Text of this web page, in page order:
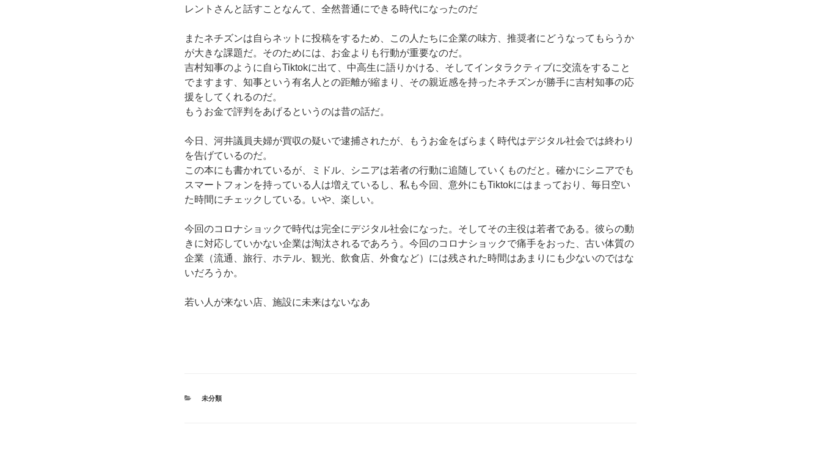
レントさんと話すことなんて、全然普通にできる時代になったのだ
またネチズンは自らネットに投稿をするため、この人たちに企業の味方、推奨者にどうなってもらうか
が大きな課題だ。そのためには、お金よりも行動が重要なのだ。
吉村知事のように自らTiktokに出て、中高生に語りかける、そしてインタラクティブに交流をすること
でますます、知事という有名人との距離が縮まり、その親近感を持ったネチズンが勝手に吉村知事の応
援をしてくれるのだ。
もうお金で評判をあげるというのは昔の話だ。
今日、河井議員夫婦が買収の疑いで逮捕されたが、もうお金をばらまく時代はデジタル社会では終わり
を告げているのだ。
この本にも書かれているが、ミドル、シニアは若者の行動に追随していくものだと。確かにシニアでも
スマートフォンを持っている人は増えているし、私も今回、意外にもTiktokにはまっており、毎日空い
た時間にチェックしている。いや、楽しい。
今回のコロナショックで時代は完全にデジタル社会になった。そしてその主役は若者である。彼らの動
きに対応していかない企業は淘汰されるであろう。今回のコロナショックで痛手をおった、古い体質の
企業（流通、旅行、ホテル、観光、飲食店、外食など）には残された時間はあまりにも少ないのではな
いだろうか。
若い人が来ない店、施設に未来はないなあ
カ
未分類